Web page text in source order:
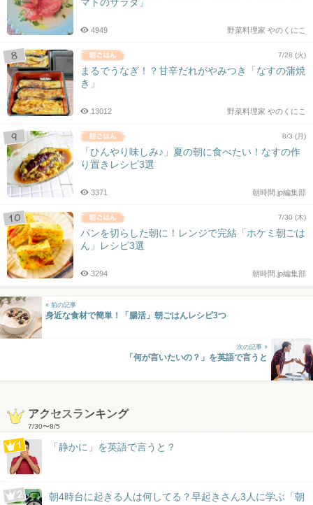
マトのサラダ」
野菜料理家 やのくにこ
4949
7/28 (火)
まるでうなぎ！？甘辛だれがやみつき「なすの蒲焼
き」
野菜料理家 やのくにこ
13012
8/3 (月)
「ひんやり味しみ♪」夏の朝に食べたい！なすの作
り置きレシピ3選
朝時間.jp編集部
3371
7/30 (木)
パンを切らした朝に！レンジで完結「ホケミ朝ごは
ん」レシピ3選
朝時間.jp編集部
3294
« 前の記事
身近な食材で簡単！「腸活」朝ごはんレシピ3つ
次の記事 »
「何が言いたいの？」を英語で言うと
アクセスランキング
7/30〜8/5
「静かに」を英語で言うと？
朝4時台に起きる人は何してる？早起きさん3人に学ぶ「朝